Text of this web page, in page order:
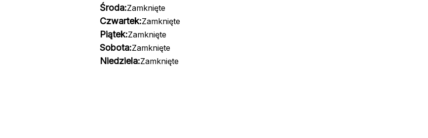
Środa:Zamknięte
Czwartek:Zamknięte
Piątek:Zamknięte
Sobota:Zamknięte
Niedziela:Zamknięte